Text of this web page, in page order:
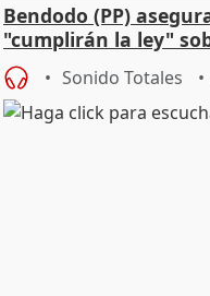
Bendodo (PP)
"cumplirán la ley"
Sonido Totales